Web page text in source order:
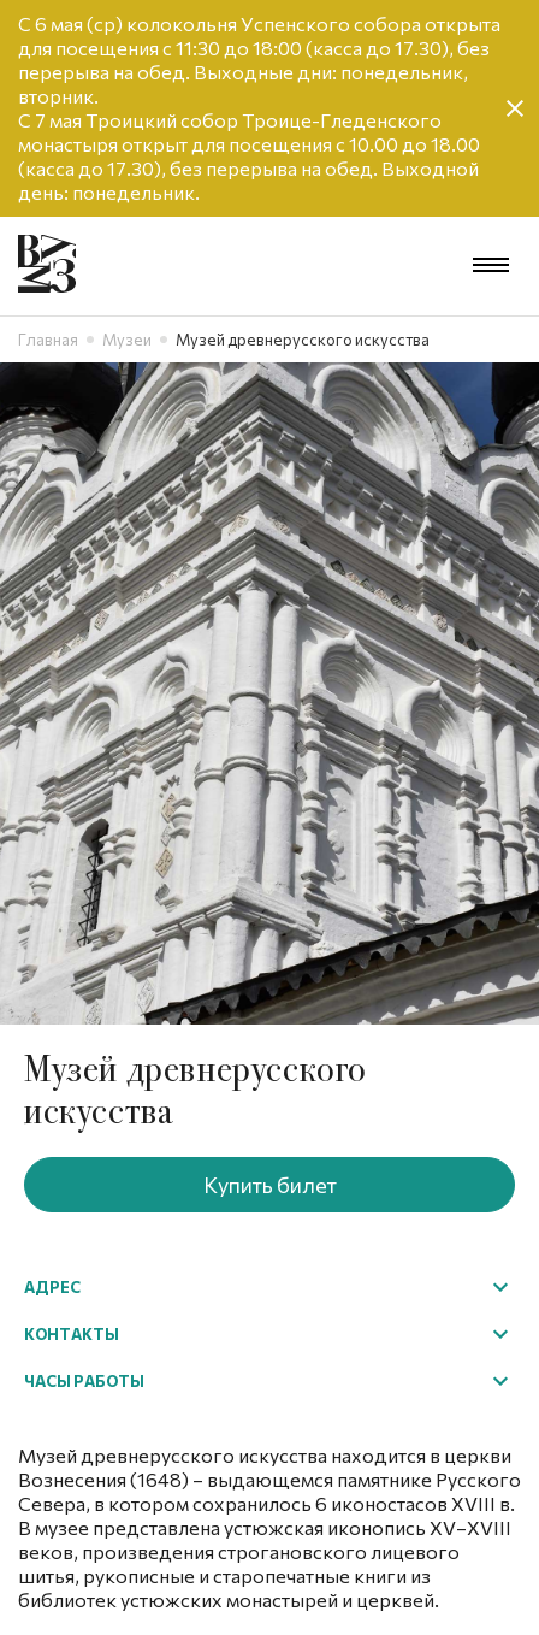
С 6 мая (ср) колокольня Успенского собора открыта
для посещения с 11:30 до 18:00 (касса до 17.30), без
перерыва на обед. Выходные дни: понедельник,
вторник.
С 7 мая Троицкий собор Троице-Гледенского
монастыря открыт для посещения с 10.00 до 18.00
(касса до 17.30), без перерыва на обед. Выходной
день: понедельник.
Главная Музеи Музей древнерусского искусства
Музей древнерусского
искусства
АДРЕС
г. Великий Устюг, Советский пр., 84
КОНТАКТЫ
+7 (81738) 2-35-76
ЧАСЫ РАБОТЫ
Купить билет
Музей древнерусского искусства находится в церкви
Вознесения (1648) – выдающемся памятнике Русского
Севера, в котором сохранилось 6 иконостасов XVIII в.
В музее представлена устюжская иконопись XV–XVIII
веков, произведения строгановского лицевого
шитья, рукописные и старопечатные книги из
библиотек устюжских монастырей и церквей.